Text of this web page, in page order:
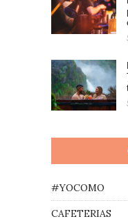
#YOCOMO
CAFETERIAS